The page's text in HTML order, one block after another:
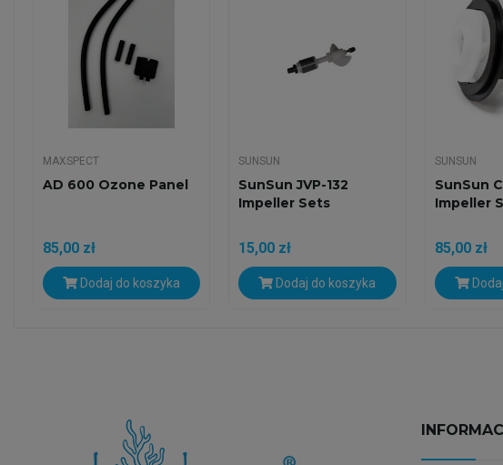
MAXSPECT
AD 600 Ozone Panel
85,00 zł
Dodaj do koszyka
SUNSUN
SunSun JVP-132
Impeller Sets
15,00 zł
Dodaj do koszyka
SUNSUN
SunSun
Impeller
85,00 zł